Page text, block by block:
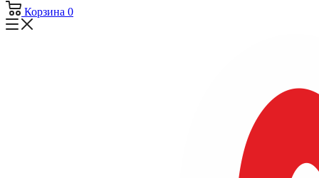
Корзина 0